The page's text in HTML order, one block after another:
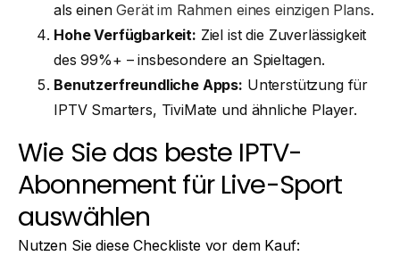
als einenGerät im Rahmen eines einzigen Plans.
Hohe Verfügbarkeit: Ziel ist die Zuverlässigkeit
des 99%+ – insbesondere an Spieltagen.
Benutzerfreundliche Apps: Unterstützung für
IPTV Smarters, TiviMate und ähnliche Player.
Wie Sie das beste IPTV-
Abonnement für Live-Sport
auswählen
Nutzen Sie diese Checkliste vor dem Kauf: